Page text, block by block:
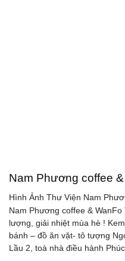
Nam Phương coffee
Hình Ảnh Thư Viện Nam
Nam Phương coffee &
lượng, giải nhiệt mùa hè !
bánh – đồ ăn vặt- tô tượng
Lầu 2, toà nhà điều hành